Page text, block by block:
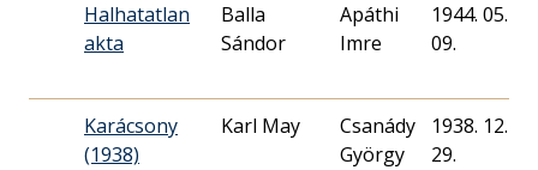
Halhatatlan
akta
Balla
Sándor
Apáthi
Imre
1944. 05.
09.
Karácsony
(1938)
Karl May
Csanády
György
1938. 12.
29.